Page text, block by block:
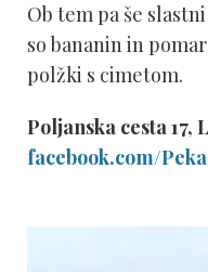
Ob tem pa še
so bananin in
polžki s cimetom.
Poljanska cesta 17,
facebook.com/